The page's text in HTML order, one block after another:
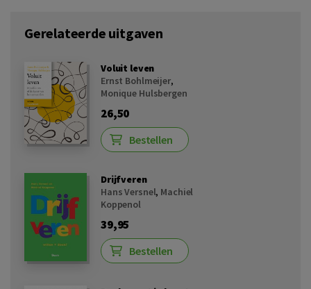
Gerelateerde uitgaven
Voluit leven
Ernst Bohlmeijer,
Monique Hulsbergen
26,50
Bestellen
Drijfveren
Hans Versnel, Machiel
Koppenol
39,95
Bestellen